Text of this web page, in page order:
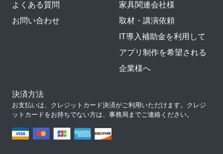
よくある質問
お問い合わせ
家具関連会社様
取材・講演依頼
IT導入補助金を利用して
アプリ制作を希望される
企業様へ
決済方法
お支払いは、クレジットカード決済がご利用いただけます。クレジ
ットカードをお持ちでない方は、事務局までご連絡ください。